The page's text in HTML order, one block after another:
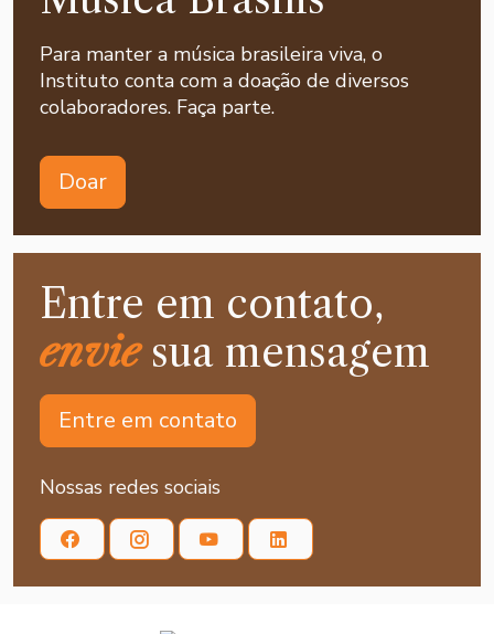
Para manter a música brasileira viva, o
Instituto conta com a doação de diversos
colaboradores. Faça parte.
Doar
Entre em contato,
enviesua mensagem
Entre em contato
Nossas redes sociais